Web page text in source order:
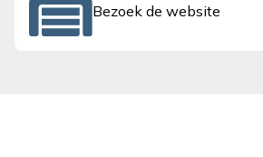
Bezoek de website